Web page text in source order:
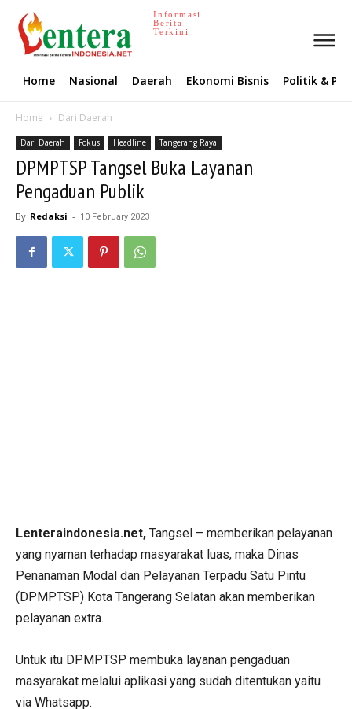
Informasi
Berita
Terkini
Home Nasional Daerah Ekonomi Bisnis Politik &
Home Dari Daerah
Dari Daerah Fokus Headline Tangerang Raya
DPMPTSP Tangsel Buka Layanan
Pengaduan Publik
By Redaksi - 10 February 2023
Lenteraindonesia.net, Tangsel – memberikan pelayanan
yang nyaman terhadap masyarakat luas, maka Dinas
Penanaman Modal dan Pelayanan Terpadu Satu Pintu
(DPMPTSP) Kota Tangerang Selatan akan memberikan
pelayanan extra.
Untuk itu DPMPTSP membuka layanan pengaduan
masyarakat melalui aplikasi yang sudah ditentukan yaitu
via Whatsapp.